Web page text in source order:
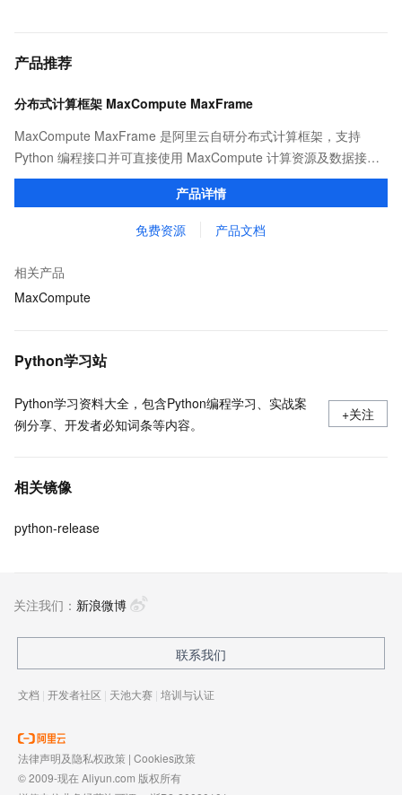
产品推荐
分布式计算框架 MaxCompute MaxFrame
MaxCompute MaxFrame 是阿里云自研分布式计算框架，支持
Python 编程接口并可直接使用 MaxCompute 计算资源及数据接
口，与 MaxCompute Notebook、镜像管理等功能共同构成
MaxCompute 完整 Python 开发生态。
产品详情
免费资源 产品文档
相关产品
MaxCompute
Python学习站
Python学习资料大全，包含Python编程学习、实战案
例分享、开发者必知词条等内容。
+关注
相关镜像
python-release
关注我们： 新浪微博
联系我们
文档 | 开发者社区 | 天池大赛 | 培训与认证
法律声明及隐私权政策 | Cookies政策
© 2009-现在 Aliyun.com 版权所有